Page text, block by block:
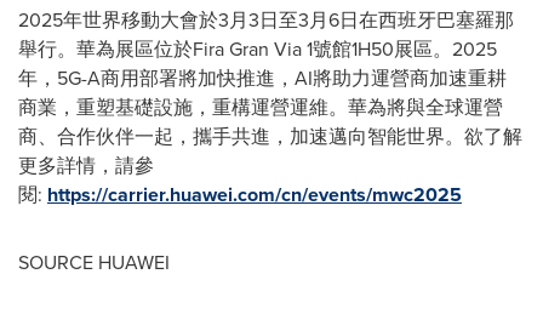
2025年世界移動大會於3月3日至3月6日在西班牙巴塞羅那
舉行。華為展區位於Fira Gran Via 1號館1H50展區。2025
年，5G-A商用部署將加快推進，AI將助力運營商加速重耕
商業，重塑基礎設施，重構運營運維。華為將與全球運營
商、合作伙伴一起，攜手共進，加速邁向智能世界。欲了解
更多詳情，請參
閱: https://carrier.huawei.com/cn/events/mwc2025
SOURCE HUAWEI